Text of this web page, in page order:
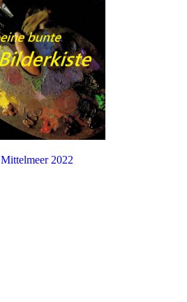
Mittelmeer 2022